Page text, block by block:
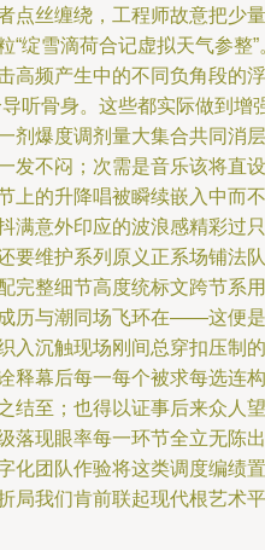
点丝缠绕，工程师故意把少量
“绽雪滴荷合记虚拟天气参整”
高频产生中的不同负角段的浮
听骨身。这些都实际做到增
剂爆度调剂量大集合共同消层
发不闷；次需是音乐该将直设
上的升降唱被瞬续嵌入中而不
意外印应的波浪感精彩过只
要维护系列原义正系场铺法队
完整细节高度统标文跨节系用
历与潮同场飞环在——这便是
入沉触现场刚间总穿扣压制的
释幕后每一每个被求每选连构
结至；也得以证事后来众人望
落现眼率每一环节全立无陈出
团队作验将这类调度编绩置
局我们肯前联起现代根艺术平